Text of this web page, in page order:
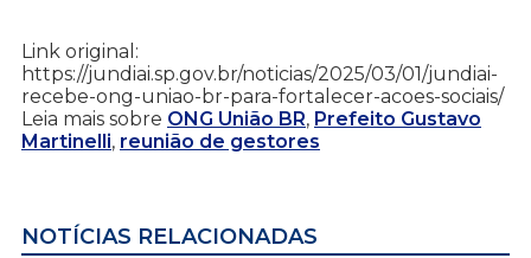
Link original:
https://jundiai.sp.gov.br/noticias/2025/03/01/jundiai-
recebe-ong-uniao-br-para-fortalecer-acoes-sociais/
Leia mais sobre ONG União BR, Prefeito Gustavo
Martinelli, reunião de gestores
NOTÍCIAS RELACIONADAS